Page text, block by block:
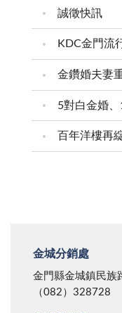
誠徵快訊
百年洋樓再
金城分銷處
金門縣金城鎮民族
（082）328728